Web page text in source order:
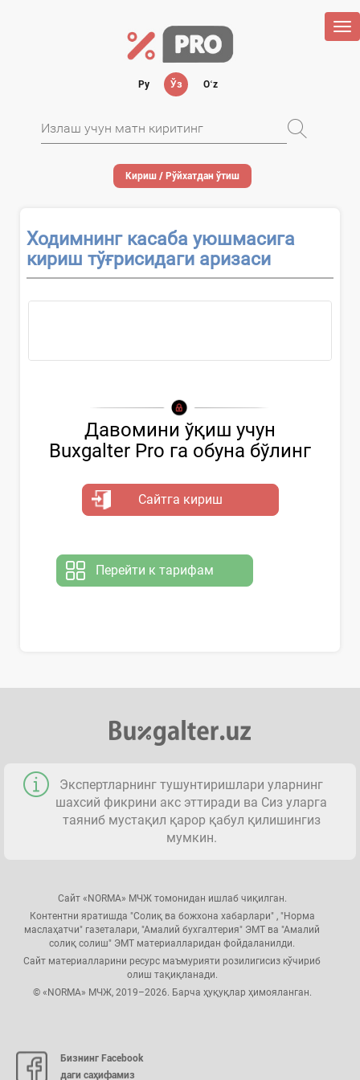
Ру Ўз Oʻz
Кириш / Рўйхатдан ўтиш
Ходимнинг касаба уюшмасига
кириш тўғрисидаги аризаси
Давомини ўқиш учун
Buxgalter Pro га обуна бўлинг
Сайтга кириш
Перейти к тарифам
Экспертларнинг тушунтиришлари уларнинг
шахсий фикрини акс эттиради ва Сиз уларга
таяниб мустақил қарор қабул қилишингиз
мумкин.
Сайт «NORMA» МЧЖ томонидан ишлаб чиқилган.
Контентни яратишда "Солиқ ва божхона хабарлари" , "Норма
маслаҳатчи" газеталари, "Амалий бухгалтерия" ЭМТ ва "Амалий
солиқ солиш" ЭМТ материалларидан фойдаланилди.
Сайт материалларини ресурс маъмурияти розилигисиз кўчириб
олиш тақиқланади.
© «NORMA» МЧЖ, 2019–2026. Барча ҳуқуқлар ҳимояланган.
Бизнинг Facebook
даги саҳифамиз